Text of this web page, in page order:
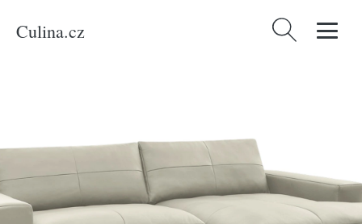
Culina.cz Vyhledávání